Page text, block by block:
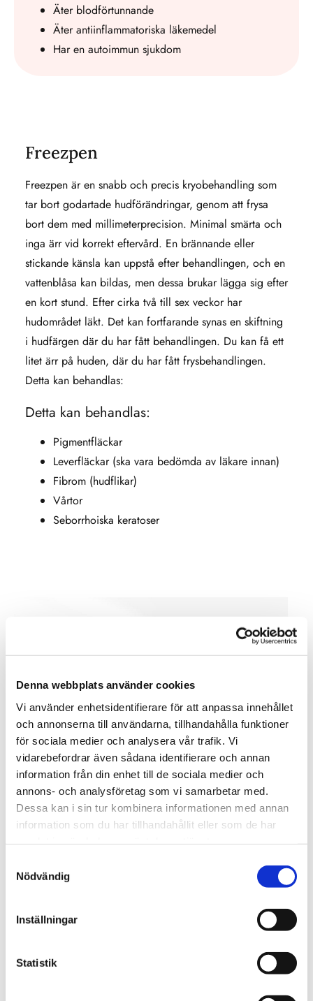
Denna webbplats använder cookies
Vi använder enhetsidentifierare för att anpassa innehållet
och annonserna till användarna, tillhandahålla funktioner
för sociala medier och analysera vår trafik. Vi
vidarebefordrar även sådana identifierare och annan
information från din enhet till de sociala medier och
annons- och analysföretag som vi samarbetar med.
Dessa kan i sin tur kombinera informationen med annan
information som du har tillhandahållit eller som de har
Nödvändig
Inställningar
Statistik
Äter blodförtunnande
Äter antiinflammatoriska läkemedel
Har en autoimmun sjukdom
Freezpen
Freezpen är en snabb och precis kryobehandling som
tar bort godartade hudförändringar, genom att frysa
bort dem med millimeterprecision. Minimal smärta och
inga ärr vid korrekt eftervård. En brännande eller
stickande känsla kan uppstå efter behandlingen, och en
vattenblåsa kan bildas, men dessa brukar lägga sig efter
en kort stund. Efter cirka två till sex veckor har
hudområdet läkt. Det kan fortfarande synas en skiftning
i hudfärgen där du har fått behandlingen. Du kan få ett
litet ärr på huden, där du har fått frysbehandlingen.
Detta kan behandlas:
Detta kan behandlas:
Pigmentfläckar
Leverfläckar (ska vara bedömda av läkare innan)
Fibrom (hudflikar)
Vårtor
Seborrhoiska keratoser
01
EFTERVÅRD
Låt sårskorpan falla av av sig själv för att undvika
Ej bastbad
Ej direkt solljus under 4 veckor, alltid använda